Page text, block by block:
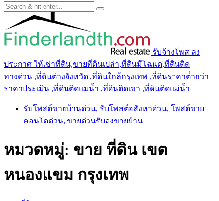
รับจ้างโพส ลง
ประกาศ ให้เช่าที่ดิน,ขายที่ดินเปล่า,ที่ดินมีโฉนด,ที่ดินติด
ทางด่วน ,ที่ดินต่างจังหวัด ,ที่ดินใกล้กรุงเทพ ,ที่ดินราคาต่ํากว่า
ราคาประเมิน ,ที่ดินติดแม่น้ำ ,ที่ดินติดเขา ,ที่ดินติดแม่น้ำ
รับโพสต์ขายบ้านด่วน, รับโพสต์อสังหาด่วน, โพสต์ขาย
คอนโดด่วน, ขายด่วนรับลงขายบ้าน
หมวดหมู่: ขาย ที่ดิน เขต
หนองแขม กรุงเทพ